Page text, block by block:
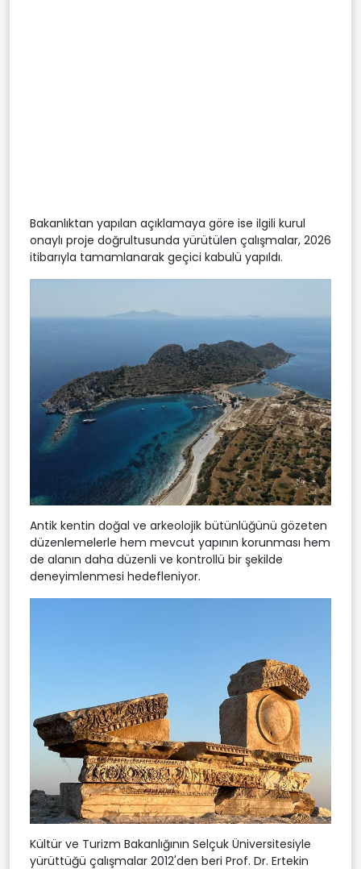
Bakanlıktan yapılan açıklamaya göre ise ilgili kurul
onaylı proje doğrultusunda yürütülen çalışmalar, 2026
itibarıyla tamamlanarak geçici kabulü yapıldı.
Antik kentin doğal ve arkeolojik bütünlüğünü gözeten
düzenlemelerle hem mevcut yapının korunması hem
de alanın daha düzenli ve kontrollü bir şekilde
deneyimlenmesi hedefleniyor.
Kültür ve Turizm Bakanlığının Selçuk Üniversitesiyle
yürüttüğü çalışmalar 2012'den beri Prof. Dr. Ertekin